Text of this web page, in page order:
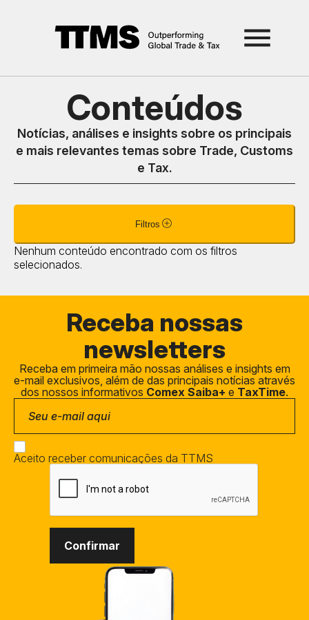
Conteúdos
Notícias, análises e insights sobre os principais
e mais relevantes temas sobre Trade, Customs
e Tax.
Filtros
Nenhum conteúdo encontrado com os filtros
selecionados.
Receba nossas
newsletters
Receba em primeira mão nossas análises e insights em
e-mail exclusivos, além de das principais notícias através
dos nossos informativos Comex Saiba+ e TaxTime.
Aceito receber comunicações da TTMS